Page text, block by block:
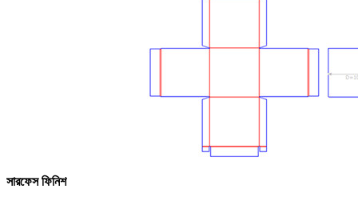
সারফেস ফিনিশ